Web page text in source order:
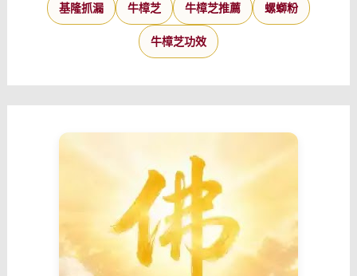
基隆抓漏 牛樟芝 牛樟芝推薦 螺螄粉
牛樟芝功效